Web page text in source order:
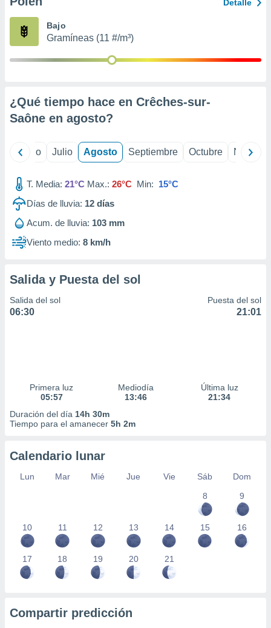
publicidad
1199
Detalle
Bajo
Gramíneas (11 #/m³)
¿Qué tiempo hace en Crêches-sur-
Saône en agosto?
Junio Julio Agosto Septiembre Octubre
T. Media: 21°C Max.: 26°C Min: 15°C
Días de lluvia: 12 días
Acum. de lluvia: 103 mm
Viento medio: 8 km/h
Salida y Puesta del sol
Salida del sol
06:30
Puesta del sol
21:01
Primera luz
05:57
Mediodía
13:46
Última luz
21:34
Duración del día 14h 30m
Tiempo para el amanecer 5h 2m
Calendario lunar
Lun Mar Mié Jue Vie Sáb
Dom
8
9
10 11 12 13 14 15 16
17 18 19 20 21
Compartir predicción